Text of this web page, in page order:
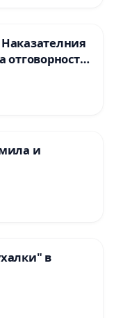
отговорност
тежки
и
в